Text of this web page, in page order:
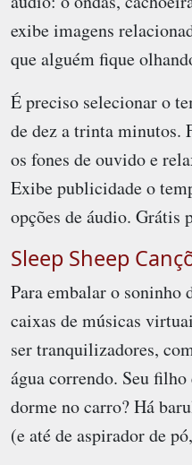
exibe imagens
que alguém fique
É preciso selecionar o
de dez a trinta minutos.
os fones de ouvido e
Exibe publicidade o
opções de áudio. Grátis
Sleep Sheep
Para embalar o soninho
caixas de músicas
ser tranquilizadores,
água correndo. Seu
dorme no carro? Há
(e até de aspirador de